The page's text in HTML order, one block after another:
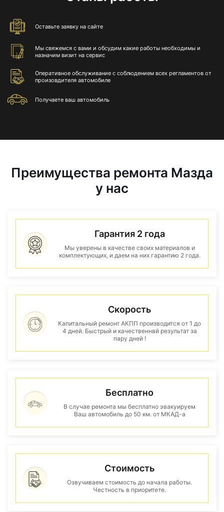
Оставьте заявку на сайте
Мы свяжемся с вами и обсудим какие работы необходимы и
назначим визит на сервис
Оперативное обслуживание с соблюдением всех регламентов от
произовдителя автомобиле
Получаете ваш автомобиль
Преимущества ремонта Мазда
у нас
Гарантия 2 года
Мы уверены в качестве своих материалов и
комплектующих, и даем на них гарантию 2 года.
Скорость
Капитальный ремонт АКПП производится от 1 до
4 дней. Быстрый и качественнвй результат за
пару дней !
Бесплатно
В случае ремонта мы бесплатно эвакуируем
Ваш автомобиль до 50 км. от МКАД-а
Стоимость
Озвучиваем стоимость до начала работы.
Честность в приоритете.